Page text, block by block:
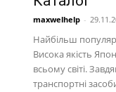
maxwelhelp -
Найбільш
Висока якість
всьому світі.
транспортні